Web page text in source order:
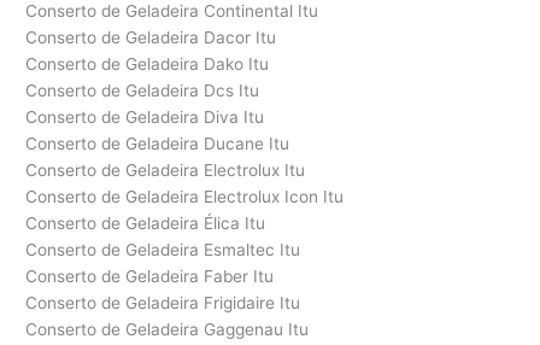
Conserto de Geladeira Continental Itu
Conserto de Geladeira Dacor Itu
Conserto de Geladeira Dako Itu
Conserto de Geladeira Dcs Itu
Conserto de Geladeira Diva Itu
Conserto de Geladeira Ducane Itu
Conserto de Geladeira Electrolux Itu
Conserto de Geladeira Electrolux Icon Itu
Conserto de Geladeira Élica Itu
Conserto de Geladeira Esmaltec Itu
Conserto de Geladeira Faber Itu
Conserto de Geladeira Frigidaire Itu
Conserto de Geladeira Gaggenau Itu